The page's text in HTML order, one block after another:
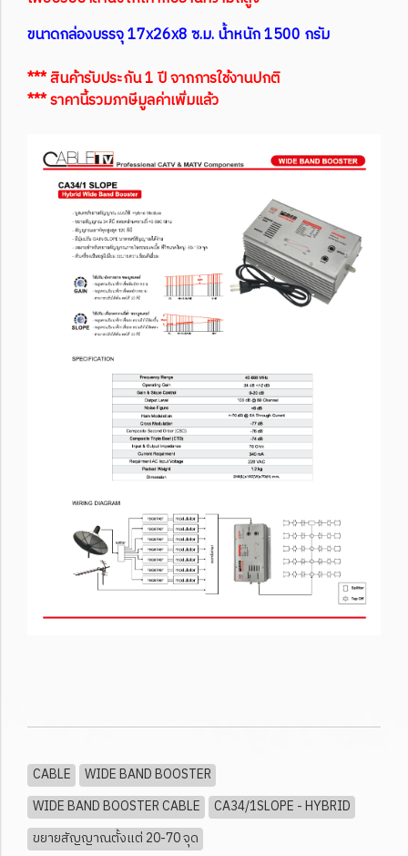
ขนาดกล่องบรรจุ 17x26x8 ซ.ม. น้ำหนัก 1500 กรัม
*** สินค้ารับประกัน 1 ปี จากการใช้งานปกติ
*** ราคานี้รวมภาษีมูลค่าเพิ่มแล้ว
CABLE
WIDE BAND BOOSTER
WIDE BAND BOOSTER CABLE
CA34/1SLOPE - HYBRID
ขยายสัญญาณตั้งแต่ 20-70 จุด